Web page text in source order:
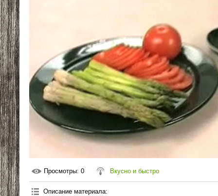
Просмотры: 0 Вкусно и быстро
Описание материала: